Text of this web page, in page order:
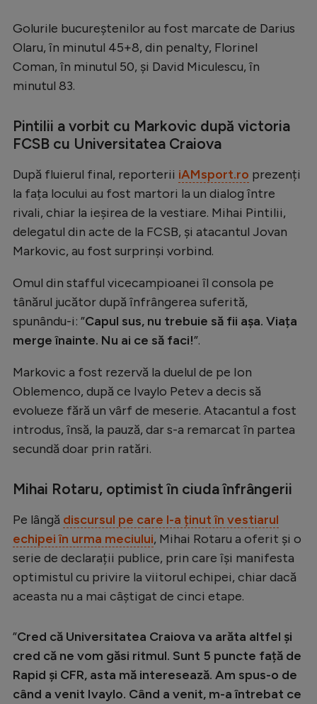
Natație
Gimnastică
Auto
Rugby
Alte sporturi
JO 2024
JO 2026
Intră în cont
Golurile bucureștenilor au fost marcate de Darius
Olaru, în minutul 45+8, din penalty, Florinel
Coman, în minutul 50, și David Miculescu, în
minutul 83.
Pintilii a vorbit cu Markovic după victoria
FCSB cu Universitatea Craiova
După fluierul final, reporterii iAMsport.ro prezenți
la fața locului au fost martori la un dialog între
rivali, chiar la ieșirea de la vestiare. Mihai Pintilii,
delegatul din acte de la FCSB, și atacantul Jovan
Markovic, au fost surprinși vorbind.
Omul din stafful vicecampioanei îl consola pe
tânărul jucător după înfrângerea suferită,
spunându-i: ”Capul sus, nu trebuie să fii așa. Viața
merge înainte. Nu ai ce să faci!”.
Markovic a fost rezervă la duelul de pe Ion
Oblemenco, după ce Ivaylo Petev a decis să
evolueze fără un vârf de meserie. Atacantul a fost
introdus, însă, la pauză, dar s-a remarcat în partea
secundă doar prin ratări.
Mihai Rotaru, optimist în ciuda înfrângerii
Pe lângă discursul pe care l-a ținut în vestiarul
echipei în urma meciului, Mihai Rotaru a oferit și o
serie de declarații publice, prin care își manifesta
optimistul cu privire la viitorul echipei, chiar dacă
aceasta nu a mai câștigat de cinci etape.
”Cred că Universitatea Craiova va arăta altfel și
cred că ne vom găsi ritmul. Sunt 5 puncte față de
Rapid și CFR, asta mă interesează. Am spus-o de
când a venit Ivaylo. Când a venit, m-a întrebat ce